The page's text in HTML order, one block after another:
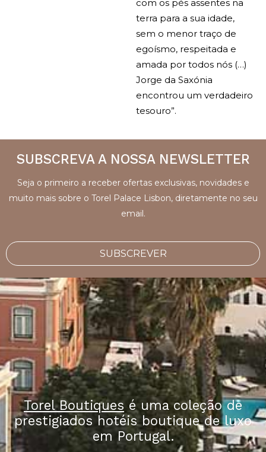
com os pés assentes na
terra para a sua idade,
sem o menor traço de
egoísmo, respeitada e
amada por todos nós (…)
Jorge da Saxónia
encontrou um verdadeiro
tesouro”.
SUBSCREVA A NOSSA NEWSLETTER
Seja o primeiro a receber ofertas exclusivas, novidades e
muito mais sobre o Torel Palace Lisbon, diretamente no seu
email.
SUBSCREVER
Torel Boutiques é uma coleção de
prestigiados hotéis boutique de luxo
em Portugal.